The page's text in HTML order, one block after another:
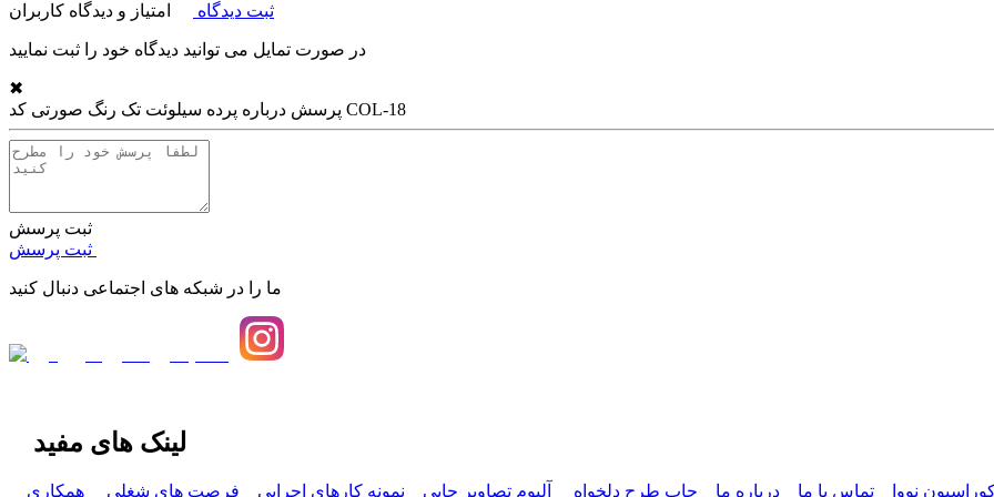
ثبت دیدگاه امتیاز و دیدگاه کاربران
در صورت تمایل می توانید دیدگاه خود را ثبت نمایید
✖
پرسش درباره پرده سیلوئت تک رنگ صورتی کد COL-18
ثبت پرسش
ما را در شبکه های اجتماعی دنبال کنید
لینک های مفید
نووا تماس با ما درباره ما چاپ طرح دلخواه آلبوم تصاویر چاپی نمونه کارهای اجرایی فرصت های شغلی همکاری